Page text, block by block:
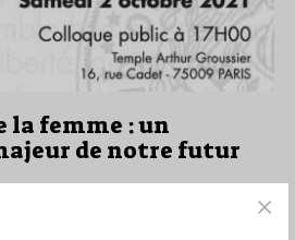
la femme : un
de notre futur
Lu 1120 fois